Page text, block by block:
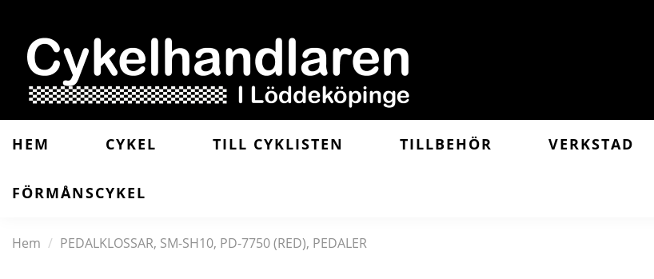
HEM CYKEL TILL CYKLISTEN TILLBEHÖR VERKSTAD
FÖRMÅNSCYKEL
Hem PEDALKLOSSAR, SM-SH10, PD-7750 (RED), PEDALER